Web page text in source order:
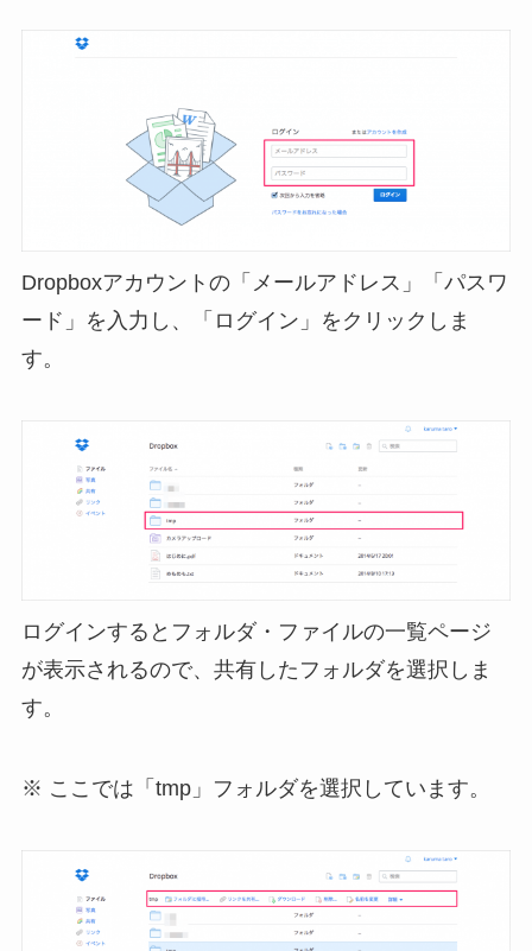
Dropboxアカウントの「メールアドレス」「パスワ
ード」を入力し、「ログイン」をクリックしま
す。
ログインするとフォルダ・ファイルの一覧ページ
が表示されるので、共有したフォルダを選択しま
す。
※ ここでは「tmp」フォルダを選択しています。